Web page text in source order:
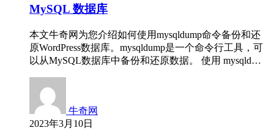
MySQL 数据库
本文牛奇网为您介绍如何使用mysqldump命令备份和还
原WordPress数据库。mysqldump是一个命令行工具，可
以从MySQL数据库中备份和还原数据。 使用 mysqld…
牛奇网
2023年3月10日